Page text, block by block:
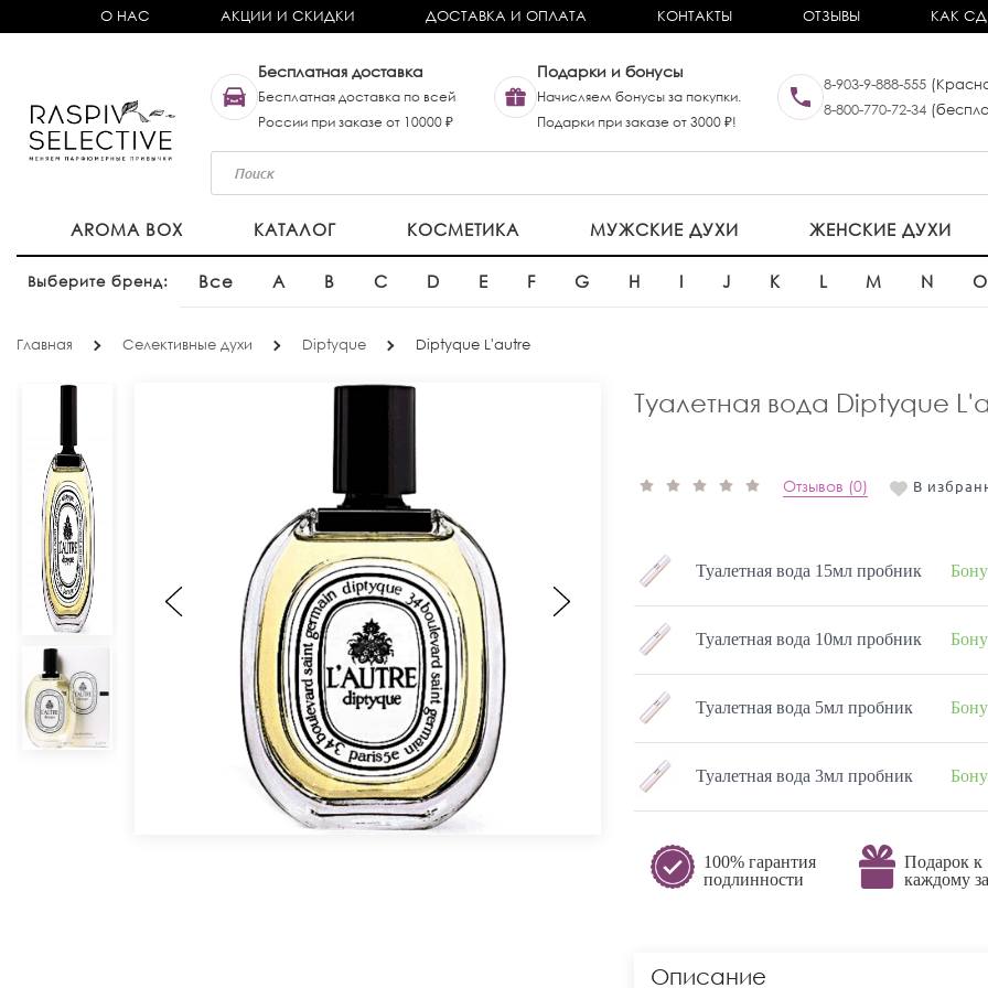
О НАС АКЦИИ И СКИДКИ ДОСТАВКА И ОПЛАТА КОНТАКТЫ ОТЗЫВЫ КАК
Бесплатная доставка
Бесплатная доставка по всей
России при заказе от 10000 ₽
Подарки и бонусы
Начисляем бонусы за покупки.
Подарки при заказе от 3000 ₽!
8-903-9-888-555
8-800-770-72-34
AROMA BOX КАТАЛОГ КОСМЕТИКА МУЖСКИЕ ДУХИ ЖЕНСКИЕ ДУХИ
Выберите бренд: Все A B C D E F G H I J K L M N O
Главная Селективные духи Diptyque Diptyque L'autre
Туалетная вода Diptyque
Отзывов (0) В
Туалетная вода 15мл пробник
Туалетная вода 10мл пробник
Туалетная вода 5мл пробник
Туалетная вода 3мл пробник
100% гарантия
подлинности
Подарок к
каждому
Описание